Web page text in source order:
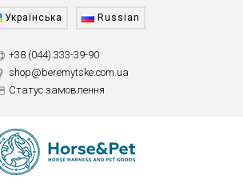
Українська Russian
+38 (044) 333-39-90
shop@beremytske.com.ua
Статус замовлення